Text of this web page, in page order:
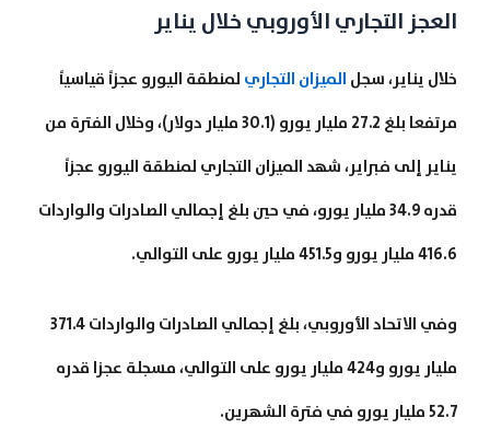
العجز التجاري الأوروبي خلال يناير
خلال يناير، سجل الميزان التجاري لمنطقة اليورو عجزاً قياسياً
مرتفعا بلغ 27.2 مليار يورو (30.1 مليار دولار)، وخلال الفترة من
يناير إلى فبراير، شهد الميزان التجاري لمنطقة اليورو عجزاً
قدره 34.9 مليار يورو، في حين بلغ إجمالي الصادرات والواردات
416.6 مليار يورو و451.5 مليار يورو على التوالي.
وفي الاتحاد الأوروبي، بلغ إجمالي الصادرات والواردات 371.4
مليار يورو و424 مليار يورو على التوالي، مسجلة عجزا قدره
52.7 مليار يورو في فترة الشهرين.